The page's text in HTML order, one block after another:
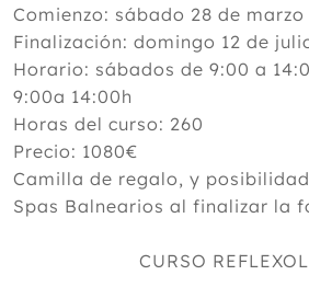
Comienzo: sábado 28 de marzo
Finalización: domingo 12 de
Horario: sábados de 9:00 a
9:00a 14:00h
Horas del curso: 260
Precio: 1080€
Camilla de regalo, y
Spas Balnearios al finalizar la
CURSO